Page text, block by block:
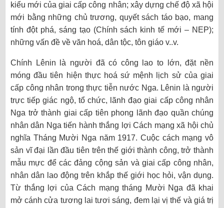
kiểu mới của giai cấp công nhân; xây dựng chế độ xã hội
mới bằng những chủ trương, quyết sách táo bạo, mang
tính đột phá, sáng tạo (Chính sách kinh tế mới – NEP);
những vấn đề về văn hoá, dân tộc, tôn giáo v..v.
Chính Lênin là người đã có công lao to lớn, đặt nền
móng đầu tiên hiện thực hoá sứ mệnh lịch sử của giai
cấp công nhân trong thực tiễn nước Nga. Lênin là người
trực tiếp giác ngộ, tổ chức, lãnh đạo giai cấp công nhân
Nga trở thành giai cấp tiên phong lãnh đạo quần chúng
nhân dân Nga tiến hành thắng lợi Cách mạng xã hội chủ
nghĩa Tháng Mười Nga năm 1917. Cuộc cách mạng vô
sản vĩ đại lần đầu tiên trên thế giới thành công, trở thành
mẫu mực để các đảng cộng sản và giai cấp công nhân,
nhân dân lao động trên khắp thế giới học hỏi, vận dụng.
Từ thắng lợi của Cách mạng tháng Mười Nga đã khai
mở cánh cửa tương lai tươi sáng, đem lại vị thế và giá trị